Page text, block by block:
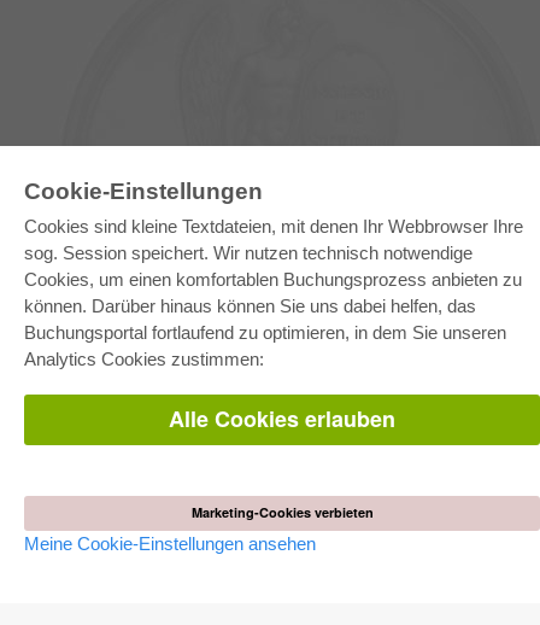
Cookie-Einstellungen
Cookies sind kleine Textdateien, mit denen Ihr Webbrowser Ihre
sog. Session speichert. Wir nutzen technisch notwendige
Cookies, um einen komfortablen Buchungsprozess anbieten zu
können. Darüber hinaus können Sie uns dabei helfen, das
Buchungsportal fortlaufend zu optimieren, in dem Sie unseren
Analytics Cookies zustimmen:
Alle Cookies erlauben
Marketing-Cookies verbieten
Meine Cookie-Einstellungen ansehen
E-COLLECTION
Gesamtpaket
Pick & Choose
Bereitstellung von E-Books
Häufig gestellte Fragen (FAQ)
AGB
Dissertation publizieren